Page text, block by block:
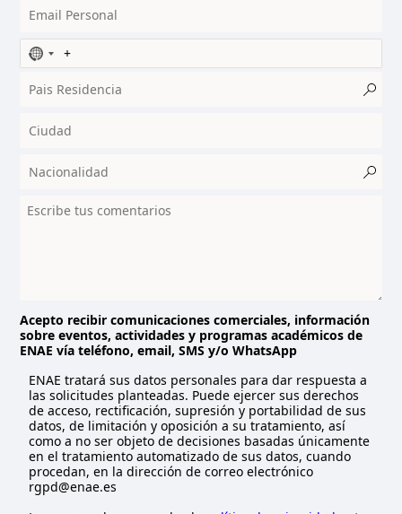
N
o
c
u
t
y
t
e
d
Acepto recibir comunicaciones comerciales, información
sobre eventos, actividades y programas académicos de
ENAE vía teléfono, email, SMS y/o WhatsApp
ENAE tratará sus datos personales para dar respuesta a
las solicitudes planteadas. Puede ejercer sus derechos
de acceso, rectificación, supresión y portabilidad de sus
datos, de limitación y oposición a su tratamiento, así
como a no ser objeto de decisiones basadas únicamente
en el tratamiento automatizado de sus datos, cuando
procedan, en la dirección de correo electrónico
rgpd@enae.es